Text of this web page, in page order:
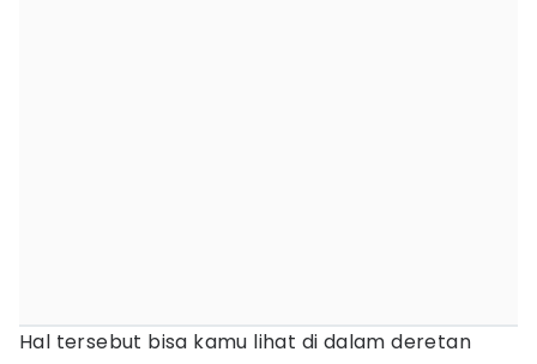
Hal tersebut bisa kamu lihat di dalam deretan